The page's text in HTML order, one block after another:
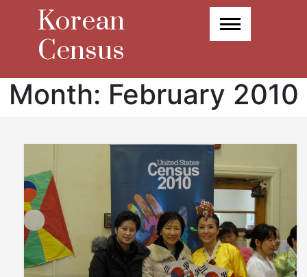
Korean
Census
Month: February 2010